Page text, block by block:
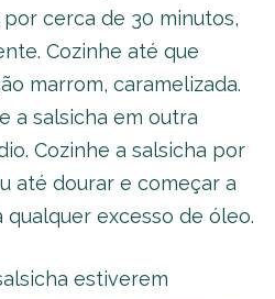
cerca de 30 minutos,
Cozinhe até que
marrom, caramelizada.
a salsicha em outra
Cozinhe a salsicha por
até dourar e começar a
excesso de óleo.
estiverem